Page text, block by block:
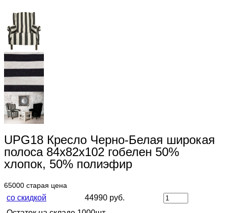
UPG18 Кресло Черно-Белая широкая
полоса 84х82х102 гобелен 50%
хлопок, 50% полиэфир
65000 старая цена
со скидкой
44990 руб.